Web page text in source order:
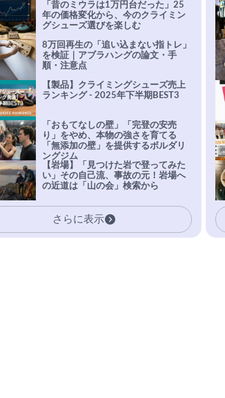
「昔のミウラは1万円台だった」25
年の価格変化から、今のクライミン
グシューズ選びを楽しむ
8万回再生の「追い込まない指トレ」
を検証｜アブラハングの論文・手
順・注意点
【製品】クライミングシューズ売上
ランキング - 2025年下半期BEST3
「おもてなしの壁」「完登の安売
り」をやめ、本物の強さを育てる
「無添加の壁」を提供するボルダリ
ングジム
【岩場】「見つけた岩で登ってみた
い」その自己流、事故の元！岩場へ
の近道は「山の会」検索から
さらに表示